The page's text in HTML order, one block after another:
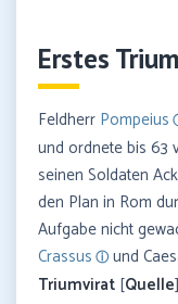
Erstes
Feldherr Pompeius
und ordnete bis 63
seinen Soldaten
den Plan in Rom
Aufgabe nicht
Crassus
und
Triumvirat [Quelle